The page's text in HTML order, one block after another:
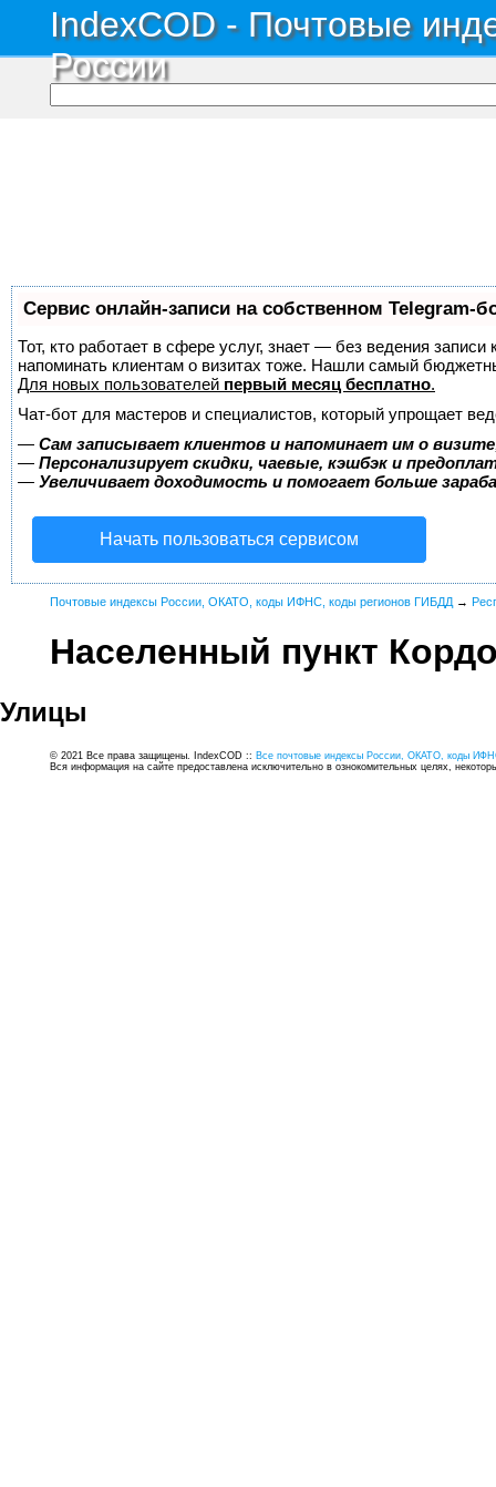
IndexCOD - Почтовые
России
Сервис онлайн-записи на собственном Telegram-
Тот, кто работает в сфере услуг, знает — без ведения
напоминать клиентам о визитах тоже. Нашли самый
Для новых пользователей первый месяц бесплатно.
Чат-бот для мастеров и специалистов, который упрощает
— Сам записывает клиентов и напоминает им о
— Персонализирует скидки, чаевые, кэшбэк и
— Увеличивает доходимость и помогает больше
Начать пользоваться сервисом
Почтовые индексы России, ОКАТО, коды ИФНС, коды регионов ГИБДД →
Населенный пункт
Улицы
© 2021 Все права защищены. IndexCOD :: Все почтовые индексы России, ОКАТО, коды
Вся информация на сайте предоставлена исключительно в ознокомительных целях,